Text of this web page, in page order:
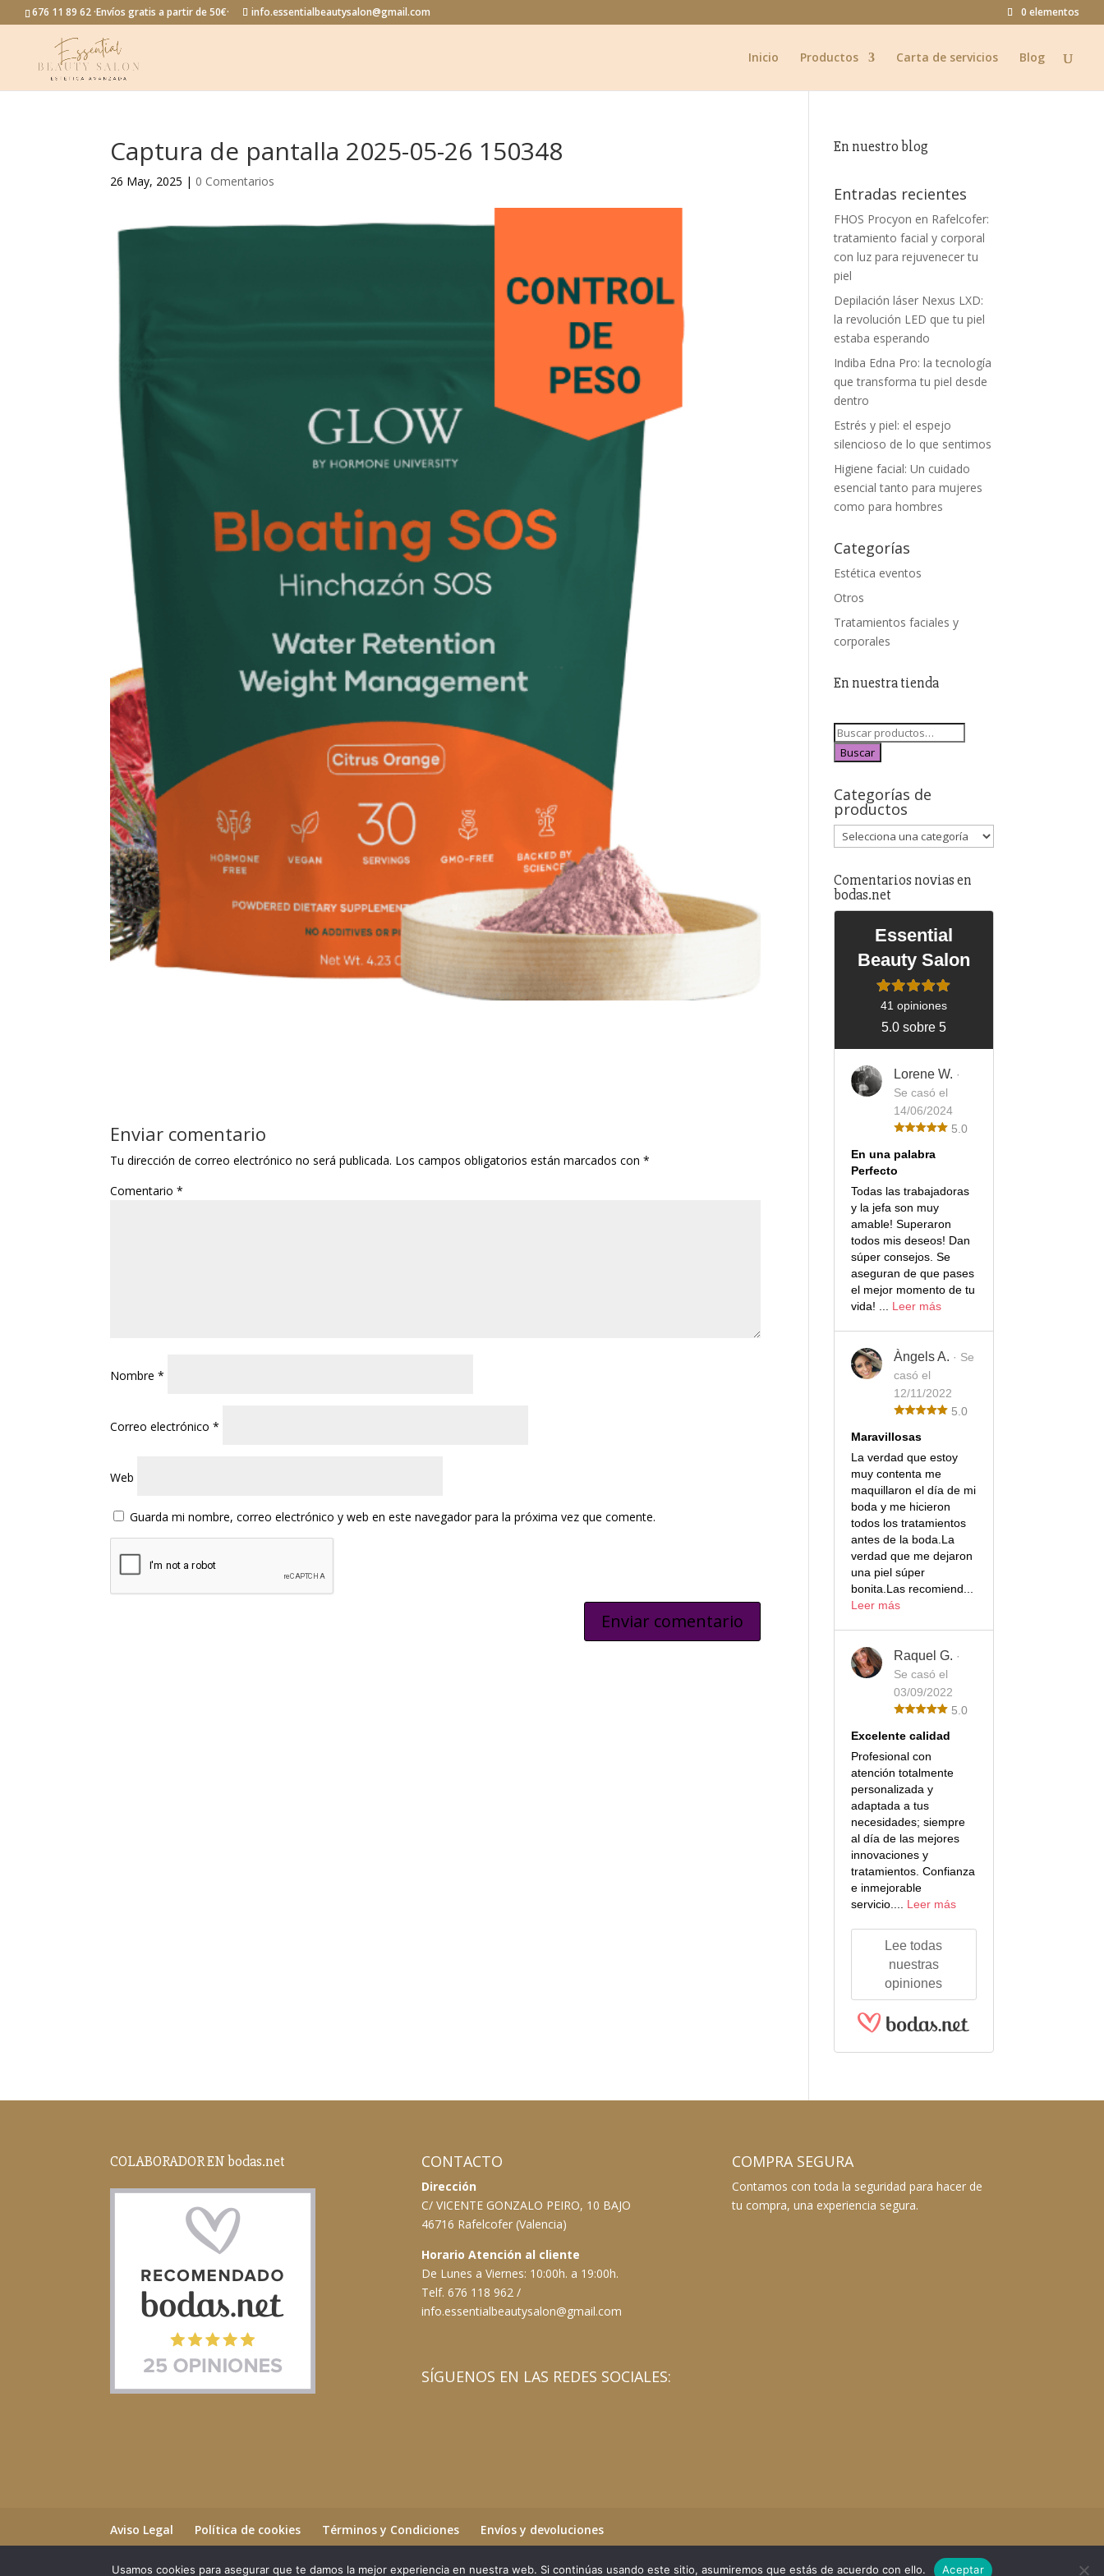
676 11 89 62 ·Envíos gratis a partir de 50€· info.essentialbeautysalon@gmail.com 0 elementos
Inicio Productos Carta de servicios Blog
Captura de pantalla 2025-05-26 150348
26 May, 2025 | 0 Comentarios
Enviar comentario
Tu dirección de correo electrónico no será publicada. Los campos obligatorios están marcados con*
Comentario*
Nombre*
Correo electrónico*
Web
Guarda mi nombre, correo electrónico y web en este navegador para la próxima vez que comente.
En nuestro blog
Entradas recientes
FHOS Procyon en Rafelcofer:
tratamiento facial y corporal
con luz para rejuvenecer tu
piel
Depilación láser Nexus LXD:
la revolución LED que tu piel
estaba esperando
Indiba Edna Pro: la tecnología
que transforma tu piel desde
dentro
Estrés y piel: el espejo
silencioso de lo que sentimos
Higiene facial: Un cuidado
esencial tanto para mujeres
como para hombres
Categorías
Estética eventos
Otros
Tratamientos faciales y
corporales
En nuestra tienda
Buscar
Categorías de
productos
Comentarios novias en
bodas.net
Essential
Beauty Salon
41 opiniones
5.0 sobre 5
Lorene W. ·
Se casó el
14/06/2024
5.0
En una palabra
Perfecto
Todas las trabajadoras
y la jefa son muy
amable! Superaron
todos mis deseos! Dan
súper consejos. Se
aseguran de que pases
el mejor momento de tu
vida! ... Leer más
Àngels A. · Se
casó el
12/11/2022
5.0
Maravillosas
La verdad que estoy
muy contenta me
maquillaron el día de mi
boda y me hicieron
todos los tratamientos
antes de la boda.La
verdad que me dejaron
una piel súper
bonita.Las recomiend...
Leer más
Raquel G. ·
Se casó el
03/09/2022
5.0
Excelente calidad
Profesional con
atención totalmente
personalizada y
adaptada a tus
necesidades; siempre
al día de las mejores
innovaciones y
tratamientos. Confianza
e inmejorable
servicio.... Leer más
Lee todas
nuestras
opiniones
COLABORADOR EN bodas.net CONTACTO
Dirección
C/ VICENTE GONZALO PEIRO, 10 BAJO
46716 Rafelcofer (Valencia)
Horario Atención al cliente
De Lunes a Viernes: 10:00h. a 19:00h.
Telf. 676 118 962 /
info.essentialbeautysalon@gmail.com
SÍGUENOS EN LAS REDES SOCIALES:
COMPRA SEGURA
Contamos con toda la seguridad para hacer de
tu compra, una experiencia segura.
Aviso Legal Política de cookies Términos y Condiciones Envíos y devoluciones
Usamos cookies para asegurar que te damos la mejor experiencia en nuestra web. Si continúas usando este sitio, asumiremos que estás de acuerdo con ello. Aceptar